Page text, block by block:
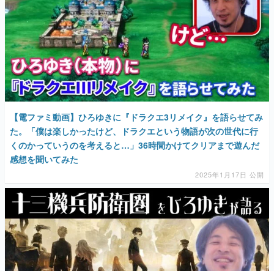
【電ファミ動画】ひろゆきに『ドラクエ3リメイク』を語らせてみ
た。「僕は楽しかったけど、ドラクエという物語が次の世代に行
くのかっていうのを考えると…」36時間かけてクリアまで遊んだ
感想を聞いてみた
2025年1月17日 公開